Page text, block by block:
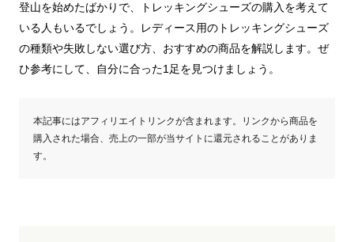
登山を始めたばかりで、トレッキングシューズの購入を考えて
いる人もいるでしょう。レディース用のトレッキングシューズ
の種類や失敗しない選び方、おすすめの商品を解説します。ぜ
ひ参考にして、自分に合った1足を見つけましょう。
本記事にはアフィリエイトリンクが含まれます。リンクから商品を
購入された場合、売上の一部が当サイトに還元されることがありま
す。